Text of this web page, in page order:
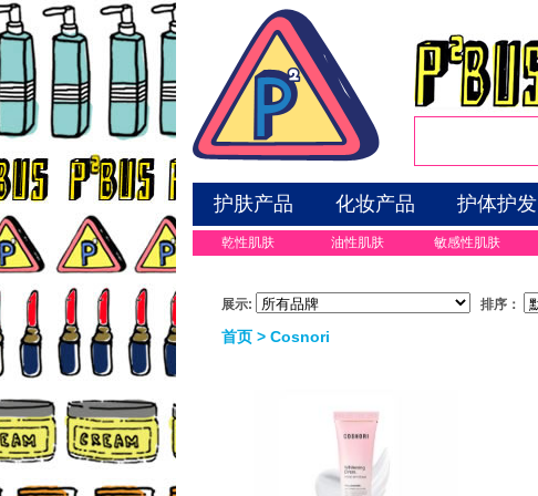
护肤产品 化妆产品 护体护发
乾性肌肤 油性肌肤 敏感性肌肤
展示: 排序：
首页 > Cosnori